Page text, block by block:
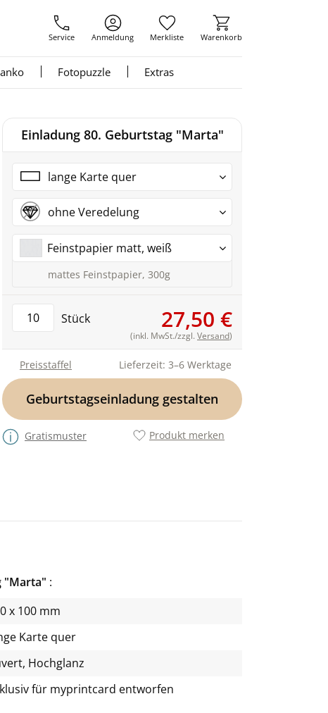
Service Anmeldung Merkliste Warenkorb
Fotopuzzle Extras
Einladung 80. Geburtstag "Marta"
lange Karte quer
ohne Veredelung
Feinstpapier matt, weiß
mattes Feinstpapier, 300g
Stück 27,50 €
(inkl. MwSt./zzgl. Versand)
Lieferzeit: 3–6 Werktage
Preisstaffel
Geburtstagseinladung gestalten
Produkt merken
Gratismuster
"Marta"
x 100 mm
Karte quer
Hochglanz
für myprintcard entworfen